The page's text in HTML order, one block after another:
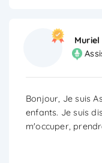
Muriel
Bonjour, Je suis
enfants. Je suis
m'occuper,